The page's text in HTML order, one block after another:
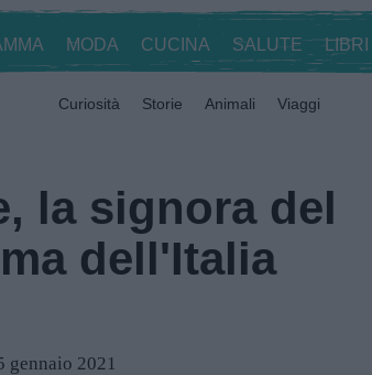
MODA CUCINA SALUTE LIBRI
Curiosità Storie Animali Viaggi
la signora del
dell'Italia
gennaio 2021